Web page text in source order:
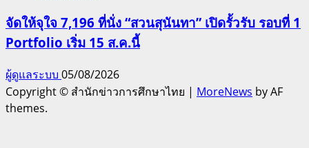
จัดให้จุใจ 7,196 ที่นั่ง “สวนสุนันทา” เปิดรั้วรับ รอบที่ 1
Portfolio เริ่ม 15 ส.ค.นี้
ผู้ดูแลระบบ 05/08/2026
Copyright © สำนักข่าวการศึกษาไทย | MoreNews by AF
themes.